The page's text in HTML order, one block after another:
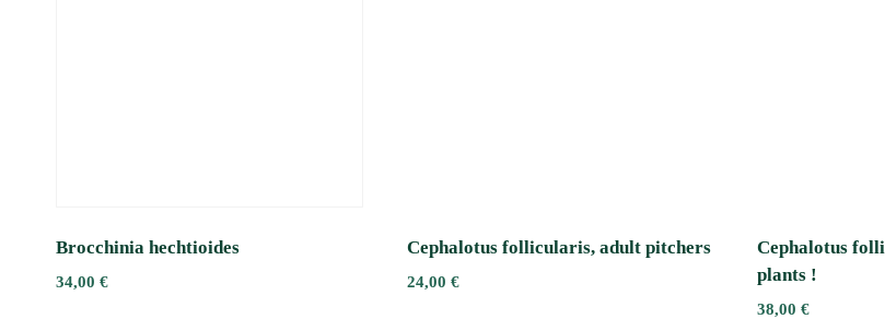
Brocchinia hechtioides
34,00 €
Cephalotus follicularis, adult pitchers
24,00 €
Cephalotus
plants !
38,00 €